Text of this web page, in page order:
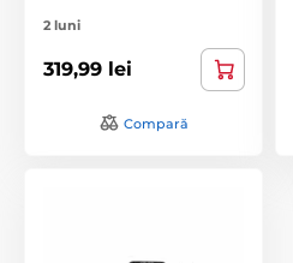
2 luni
319,99 lei
Compară